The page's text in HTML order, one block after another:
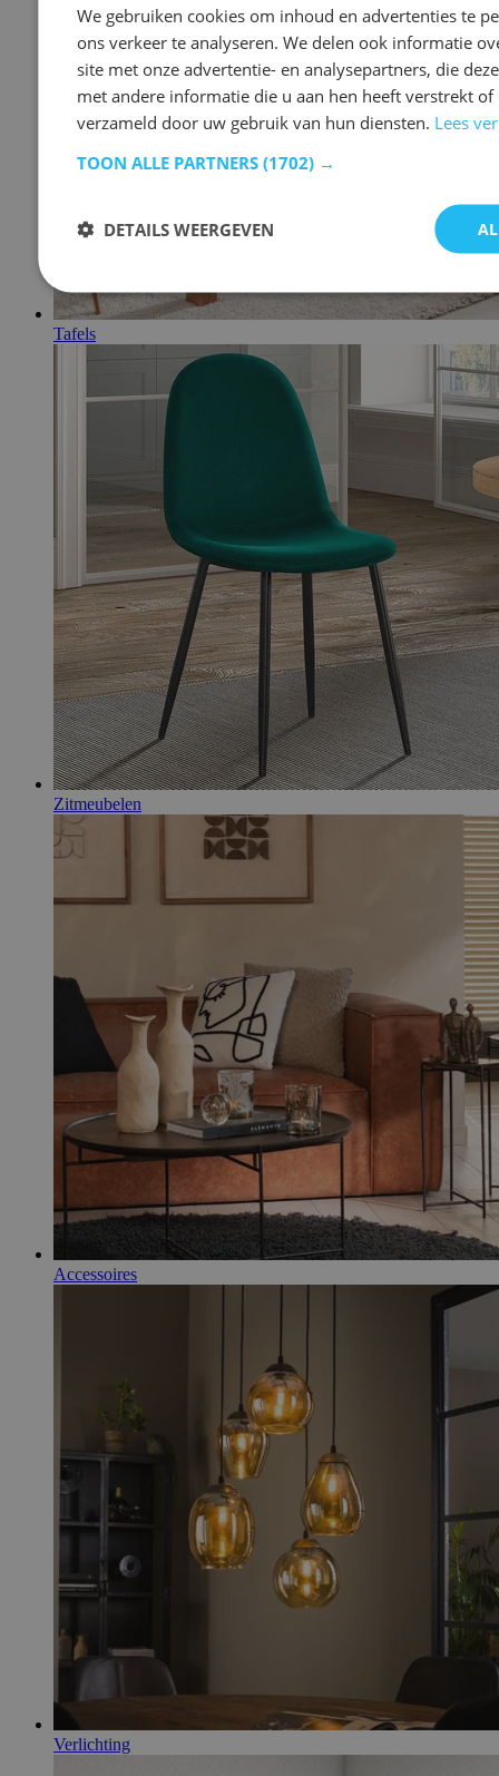
Tafels
Zitmeubelen
Accessoires
Verlichting
We gebruiken cookies om inhoud en advertenties te
ons verkeer te analyseren. We delen ook informatie
site met onze advertentie- en analysepartners, die
met andere informatie die u aan hen heeft verstrekt of
verzameld door uw gebruik van hun diensten. Lees
TOON ALLE PARTNERS (1702) →
DETAILS WEERGEVEN